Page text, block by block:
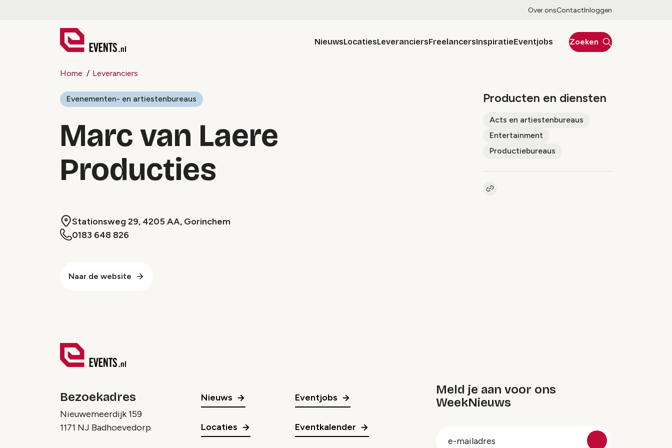
Over onsContactInloggen
NieuwsLocatiesLeveranciersFreelancersInspiratieEventjobs Zoeken
Home Leveranciers
Evenementen- en artiestenbureaus
Marc van Laere
Producties
Stationsweg 29, 4205 AA, Gorinchem
0183 648 826
Naar de website
Producten en diensten
Acts en artiestenbureaus
Entertainment
Productiebureaus
Kopieer link naar pagina
Bezoekadres
Nieuwemeerdijk 159
1171 NJ Badhoevedorp
Nieuws
Locaties
Eventjobs
Eventkalender
Meld je aan voor ons
WeekNieuws